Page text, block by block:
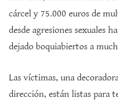
cárcel y 75.000 euros de
desde agresiones sexuales
dejado boquiabiertos a
Las víctimas, una
dirección, están listas para